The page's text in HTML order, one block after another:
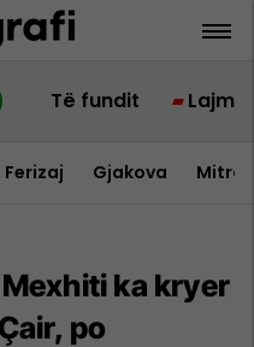
Të fundit Lajme
Ferizaj Gjakova
ka kryer
po